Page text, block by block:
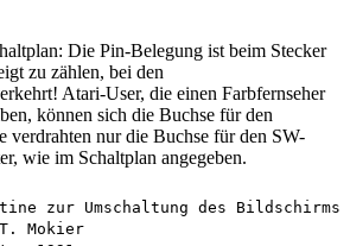
Die Pin-Belegung ist beim Stecker
zu zählen, bei den
Atari-User, die einen Farbfernseher
können sich die Buchse für den
verdrahten nur die Buchse für den SW-
wie im Schaltplan angegeben.
zur Umschaltung des Bildschirms
Mokier